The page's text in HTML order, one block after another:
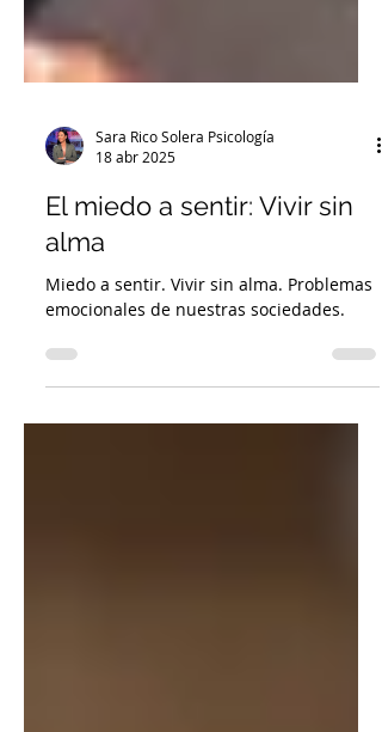
Sara Rico Solera Psicología
18 abr 2025
El miedo a sentir: Vivir sin
alma
Miedo a sentir. Vivir sin alma. Problemas